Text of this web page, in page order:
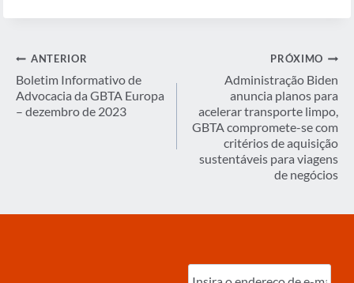
Navegação
de
Post
ANTERIOR
Boletim Informativo de
Advocacia da GBTA Europa
– dezembro de 2023
PRÓXIMO
Administração Biden
anuncia planos para
acelerar transporte limpo,
GBTA compromete-se com
critérios de aquisição
sustentáveis para viagens
de negócios
Digite
o